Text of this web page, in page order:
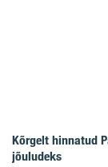
Kõrgelt hinnatud
jõuludeks